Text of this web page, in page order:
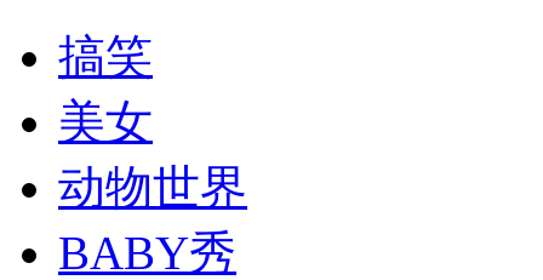
消防员救轻生者
纽约上演“枕头大战”
搞笑
美女
动物世界
BABY秀